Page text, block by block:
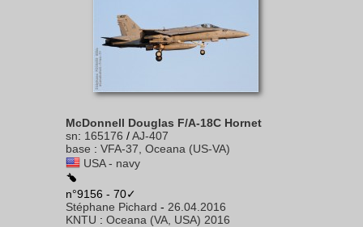
McDonnell Douglas F/A-18C Hornet
sn: 165176 /AJ-407
base : VFA-37, Oceana (US-VA)
USA - navy
n°9156 - 70✓
Stéphane Pichard - 26.04.2016
KNTU : Oceana (VA, USA) 2016